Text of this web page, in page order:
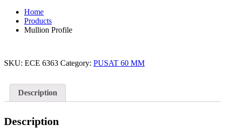
Home
Products
Mullion Profile
SKU: ECE 6363 Category: PUSAT 60 MM
Description
Description